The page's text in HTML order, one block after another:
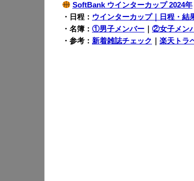
SoftBank ウインターカップ 2024年
・日程： ウインターカップ｜日程・結
・名簿： ①男子メンバー
②女子メン
・参考： 新着雑誌チェック 楽天トラ